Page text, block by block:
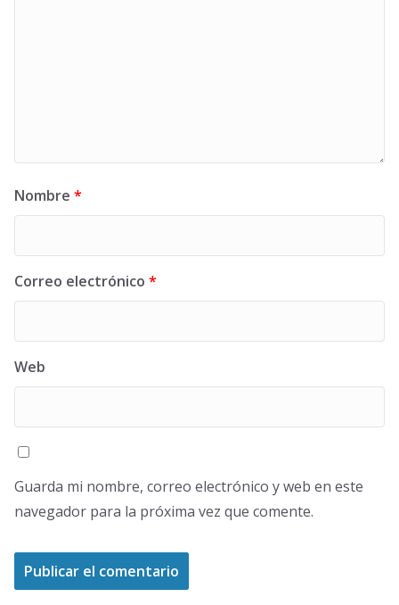
Nombre *
Correo electrónico *
Web
Guarda mi nombre, correo electrónico y web en este
navegador para la próxima vez que comente.